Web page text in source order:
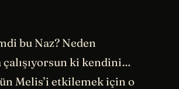
bu Naz? Neden
çalışıyorsun ki kendini…
Melis’i etkilemek için o